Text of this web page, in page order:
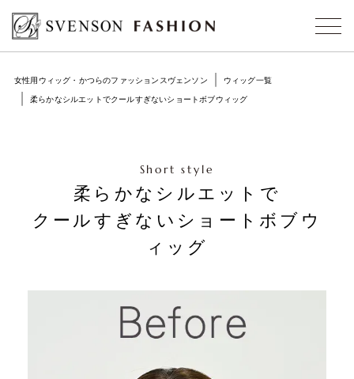
女性用ウィッグ・かつらのファッションスヴェンソン
ウィッグ一覧
柔らかなシルエットでクールすぎないショートボブウィッグ
Short style
柔らかなシルエットで
クールすぎないショートボブウ
ィッグ